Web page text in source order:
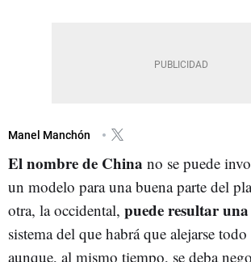
Manel Manchón
El nombre de China no se puede
un modelo para una buena parte del
otra, la occidental, puede resultar
sistema del que habrá que alejarse
aunque, al mismo tiempo, se deba